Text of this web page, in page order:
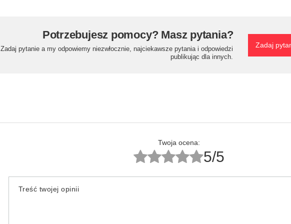
Potrzebujesz pomocy? Masz pytania?
Zadaj pytanie a my odpowiemy niezwłocznie, najciekawsze pytania i odpowiedzi
publikując dla innych.
Zadaj
Twoja ocena:
5/5
Treść twojej opinii